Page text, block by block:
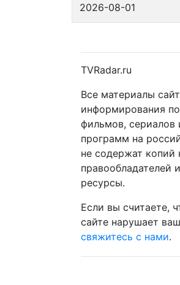
2026-08-01
TVRadar.ru
Все материалы
информирования
фильмов, сериалов
программ на
не содержат копий
правообладателей
ресурсы.
Если вы считаете,
сайте нарушает
свяжитесь с нами.